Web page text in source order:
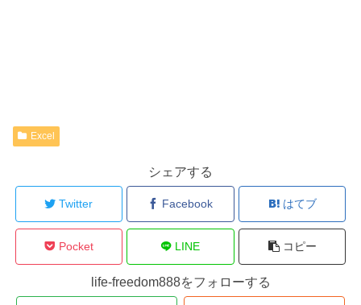
Excel
シェアする
Twitter Facebook はてブ
Pocket LINE コピー
life-freedom888をフォローする